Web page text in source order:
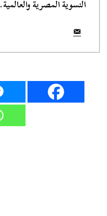
النسوية المصرية والعالمية.